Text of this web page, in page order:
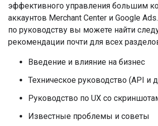
эффективного управления большим
аккаунтов Merchant Center и Google
по руководству вы можете найти
рекомендации почти для всех
Введение и влияние на бизнес
Техническое руководство (API и
Руководство по UX со
Известные проблемы и советы